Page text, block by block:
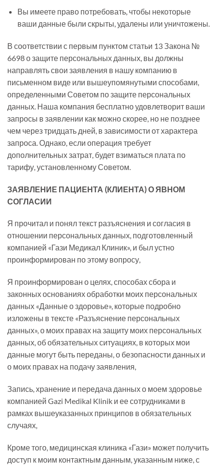
Вы имеете право потребовать, чтобы некоторые
ваши данные были скрыты, удалены или уничтожены.
В соответствии с первым пунктом статьи 13 Закона №
6698 о защите персональных данных, вы должны
направлять свои заявления в нашу компанию в
письменном виде или вышеупомянутыми способами,
определенными Советом по защите персональных
данных. Наша компания бесплатно удовлетворит ваши
запросы в заявлении как можно скорее, но не позднее
чем через тридцать дней, в зависимости от характера
запроса. Однако, если операция требует
дополнительных затрат, будет взиматься плата по
тарифу, установленному Советом.
ЗАЯВЛЕНИЕ ПАЦИЕНТА (КЛИЕНТА) О ЯВНОМ
СОГЛАСИИ
Я прочитал и понял текст разъяснения и согласия в
отношении персональных данных, подготовленный
компанией «Гази Медикал Клиник», и был устно
проинформирован по этому вопросу,
Я проинформирован о целях, способах сбора и
законных основаниях обработки моих персональных
данных «Данные о здоровье», которые подробно
изложены в тексте «Разъяснение персональных
данных», о моих правах на защиту моих персональных
данных, об обязательных ситуациях, в которых мои
данные могут быть переданы, о безопасности данных и
о моих правах на подачу заявления,
Запись, хранение и передача данных о моем здоровье
компанией Gazi Medikal Klinik и ее сотрудниками в
рамках вышеуказанных принципов в обязательных
случаях,
Кроме того, медицинская клиника «Гази» может получить
доступ к моим контактным данным, указанным ниже, с